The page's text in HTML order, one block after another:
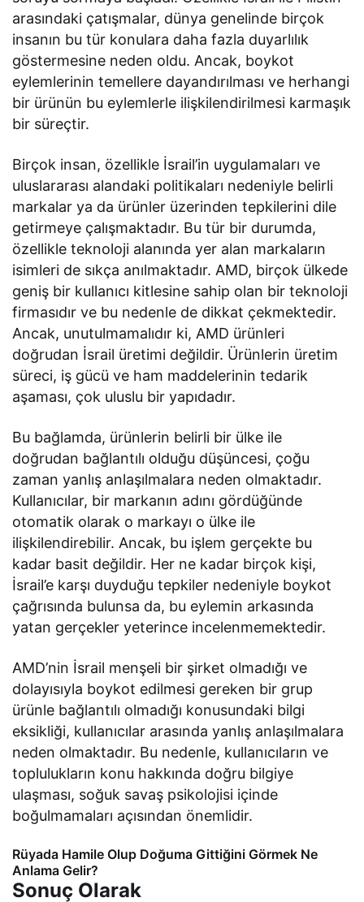
arasındaki çatışmalar, dünya genelinde birçok
insanın bu tür konulara daha fazla duyarlılık
göstermesine neden oldu. Ancak, boykot
eylemlerinin temellere dayandırılması ve herhangi
bir ürünün bu eylemlerle ilişkilendirilmesi karmaşık
bir süreçtir.
Birçok insan, özellikle İsrail’in uygulamaları ve
uluslararası alandaki politikaları nedeniyle belirli
markalar ya da ürünler üzerinden tepkilerini dile
getirmeye çalışmaktadır. Bu tür bir durumda,
özellikle teknoloji alanında yer alan markaların
isimleri de sıkça anılmaktadır. AMD, birçok ülkede
geniş bir kullanıcı kitlesine sahip olan bir teknoloji
firmasıdır ve bu nedenle de dikkat çekmektedir.
Ancak, unutulmamalıdır ki, AMD ürünleri
doğrudan İsrail üretimi değildir. Ürünlerin üretim
süreci, iş gücü ve ham maddelerinin tedarik
aşaması, çok uluslu bir yapıdadır.
Bu bağlamda, ürünlerin belirli bir ülke ile
doğrudan bağlantılı olduğu düşüncesi, çoğu
zaman yanlış anlaşılmalara neden olmaktadır.
Kullanıcılar, bir markanın adını gördüğünde
otomatik olarak o markayı o ülke ile
ilişkilendirebilir. Ancak, bu işlem gerçekte bu
kadar basit değildir. Her ne kadar birçok kişi,
İsrail’e karşı duyduğu tepkiler nedeniyle boykot
çağrısında bulunsa da, bu eylemin arkasında
yatan gerçekler yeterince incelenmemektedir.
AMD’nin İsrail menşeli bir şirket olmadığı ve
dolayısıyla boykot edilmesi gereken bir grup
ürünle bağlantılı olmadığı konusundaki bilgi
eksikliği, kullanıcılar arasında yanlış anlaşılmalara
neden olmaktadır. Bu nedenle, kullanıcıların ve
toplulukların konu hakkında doğru bilgiye
ulaşması, soğuk savaş psikolojisi içinde
boğulmamaları açısından önemlidir.
Rüyada Hamile Olup Doğuma Gittiğini Görmek Ne
Anlama Gelir?
Sonuç Olarak